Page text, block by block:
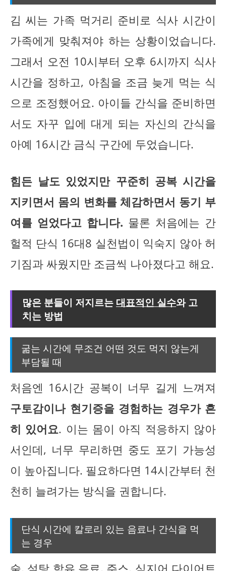
김 씨는 가족 먹거리 준비로 식사 시간이
가족에게 맞춰져야 하는 상황이었습니다.
그래서 오전 10시부터 오후 6시까지 식사
시간을 정하고, 아침을 조금 늦게 먹는 식
으로 조정했어요. 아이들 간식을 준비하면
서도 자꾸 입에 대게 되는 자신의 간식을
아예 16시간 금식 구간에 두었습니다.
힘든 날도 있었지만 꾸준히 공복 시간을
지키면서 몸의 변화를 체감하면서 동기 부
여를 얻었다고 합니다. 물론 처음에는 간
헐적 단식 16대8 실천법이 익숙지 않아 허
기짐과 싸웠지만 조금씩 나아졌다고 해요.
많은 분들이 저지르는 대표적인 실수와 고
치는 방법
굶는 시간에 무조건 어떤 것도 먹지 않는게
부담될 때
처음엔 16시간 공복이 너무 길게 느껴져
구토감이나 현기증을 경험하는 경우가 흔
히 있어요. 이는 몸이 아직 적응하지 않아
서인데, 너무 무리하면 중도 포기 가능성
이 높아집니다. 필요하다면 14시간부터 천
천히 늘려가는 방식을 권합니다.
단식 시간에 칼로리 있는 음료나 간식을 먹
는 경우